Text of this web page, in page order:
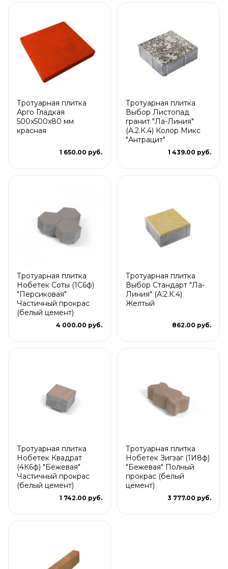
Тротуарная плитка
Арго Гладкая
500x500x80 мм
красная
1 650.00 руб.
Тротуарная плитка
Выбор Листопад
гранит "Ла-Линия"
(А.2.К.4) Колор Микс
"Антрацит"
1 439.00 руб.
Тротуарная плитка
Нобетек Соты (1С6ф)
"Персиковая"
Частичный прокрас
(белый цемент)
4 000.00 руб.
Тротуарная плитка
Выбор Стандарт "Ла-
Линия" (А.2.К.4)
Желтый
862.00 руб.
Тротуарная плитка
Нобетек Квадрат
(4К6ф) "Бежевая"
Частичный прокрас
(белый цемент)
1 742.00 руб.
Тротуарная плитка
Нобетек Зигзаг (1И8ф)
"Бежевая" Полный
прокрас (белый
цемент)
3 777.00 руб.